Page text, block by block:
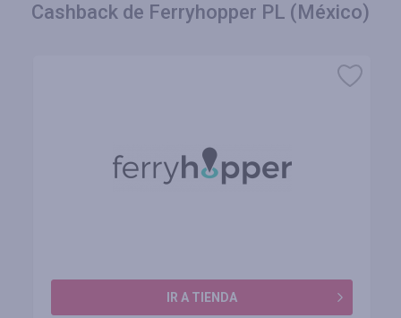
Cashback de Ferryhopper PL (México)
IR A TIENDA